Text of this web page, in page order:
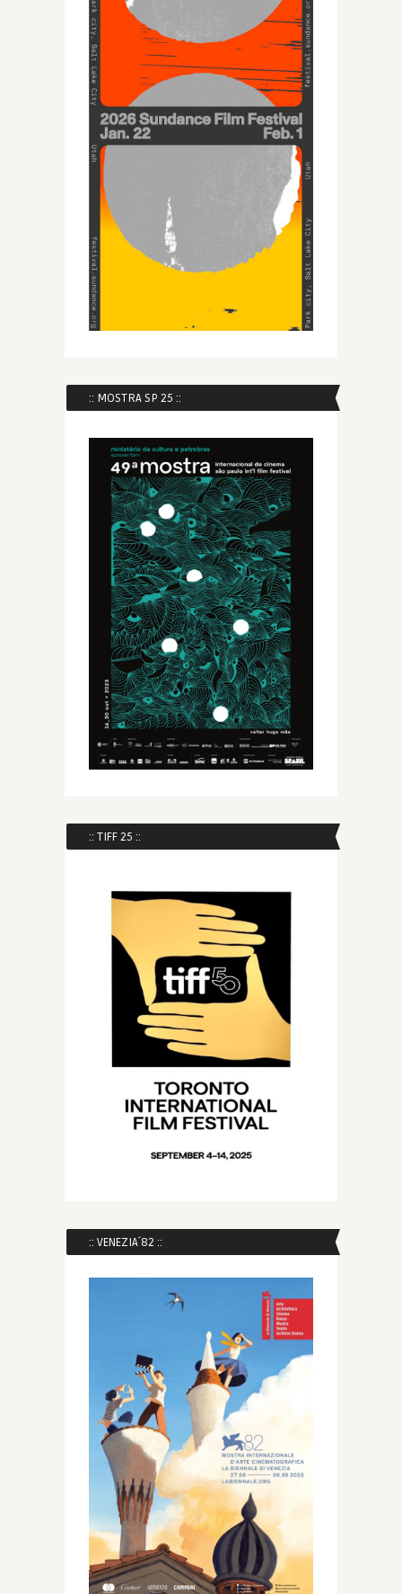
:: MOSTRA SP 25 ::
:: TIFF 25 ::
:: VENEZIA´82 ::